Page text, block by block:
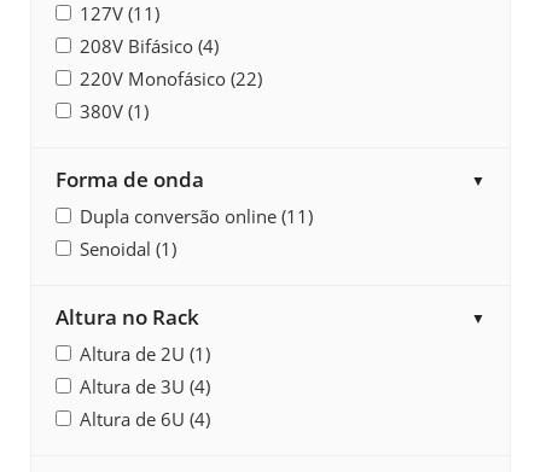
127V (11)
208V Bifásico (4)
220V Monofásico (22)
380V (1)
Forma de onda ▼
Dupla conversão online (11)
Senoidal (1)
Altura no Rack ▼
Altura de 2U (1)
Altura de 3U (4)
Altura de 6U (4)